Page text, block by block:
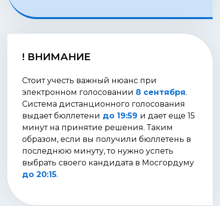
! ВНИМАНИЕ
Стоит учесть важный нюанс при
электронном голосовании 8 сентября.
Система дистанционного голосования
выдает бюллетени до 19:59 и дает еще 15
минут на принятие решения. Таким
образом, если вы получили бюллетень в
последнюю минуту, то нужно успеть
выбрать своего кандидата в Мосгордуму
до 20:15.